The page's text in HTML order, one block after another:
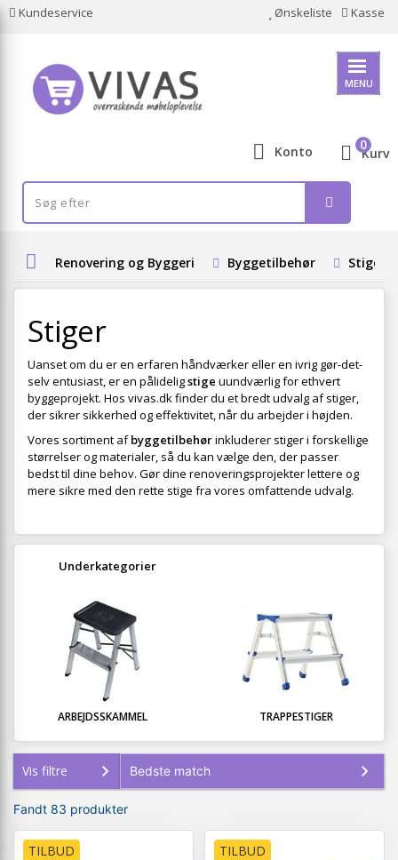
Kundeservice Ønskeliste Kasse
MENU
Konto Kurv
0
Renovering og Byggeri Byggetilbehør Stiger
Stiger
Uanset om du er en erfaren håndværker eller en ivrig gør-det-
selv entusiast, er en pålideligstige uundværlig for ethvert
byggeprojekt. Hos vivas.dk finder du et bredt udvalg af stiger,
der sikrer sikkerhed og effektivitet, når du arbejder i højden.
Vores sortiment afbyggetilbehørinkluderer stiger i forskellige
størrelser og materialer, så du kan vælge den, der passer
bedst til dine behov. Gør dine renoveringsprojekter lettere og
mere sikre med den rette stige fra vores omfattende udvalg.
Underkategorier
ARBEJDSSKAMMEL TRAPPESTIGER
Vis filtre
Fandt 83 produkter
TILBUD TILBUD